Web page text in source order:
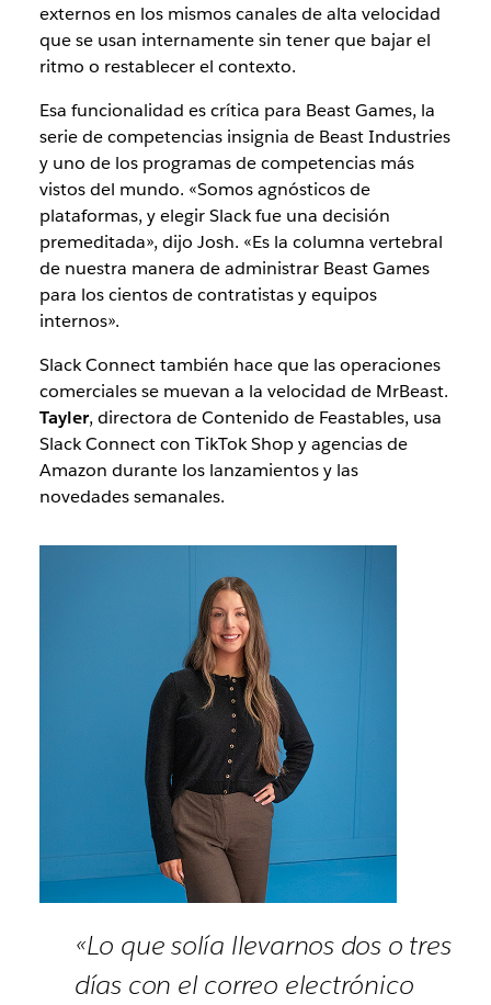
externos en los mismos canales de alta velocidad
que se usan internamente sin tener que bajar el
ritmo o restablecer el contexto.
Esa funcionalidad es crítica para Beast Games, la
serie de competencias insignia de Beast Industries
y uno de los programas de competencias más
vistos del mundo. «Somos agnósticos de
plataformas, y elegir Slack fue una decisión
premeditada», dijo Josh. «Es la columna vertebral
de nuestra manera de administrar Beast Games
para los cientos de contratistas y equipos
internos».
Slack Connect también hace que las operaciones
comerciales se muevan a la velocidad de MrBeast.
Tayler, directora de Contenido de Feastables, usa
Slack Connect con TikTok Shop y agencias de
Amazon durante los lanzamientos y las
novedades semanales.
«Lo que solía llevarnos dos o tres
días con el correo electrónico